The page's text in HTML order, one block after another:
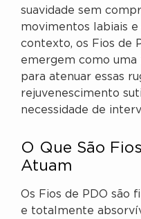
suavidade sem
movimentos labiais e
contexto, os Fios de
emergem como uma
para atenuar essas
rejuvenescimento
necessidade de
O Que São
Atuam
Os Fios de PDO são
e totalmente